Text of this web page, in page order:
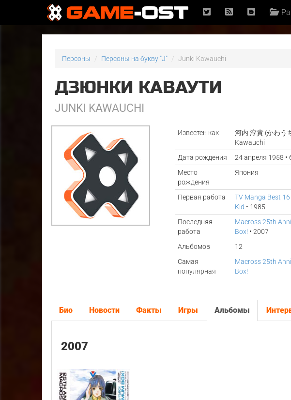
Персоны Персоны на букву "J" Junki Kawauchi
ДЗЮНКИ КАВАУТИ
JUNKI KAWAUCHI
Известен как
河内 淳貴 (かわう
Kawauchi
Дата рождения
24 апреля 1958 •
Место
рождения
Япония
Первая работа
TV Manga Best
Kid • 1985
Последняя
работа
Macross 25th
Box! • 2007
Альбомов
12
Самая
популярная
Macross 25th
Box!
Био Новости Факты Игры Альбомы
2007